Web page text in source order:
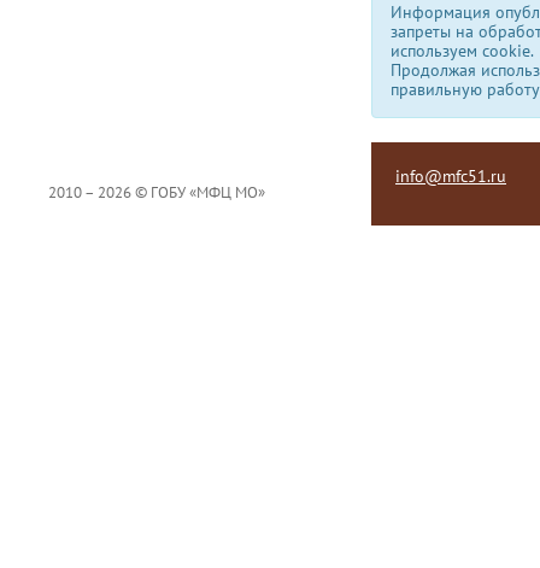
Информация
запреты на
используем сookie.
Продолжая
правильную
2010 – 2026 © ГОБУ «МФЦ МО»
info@mfc51.ru